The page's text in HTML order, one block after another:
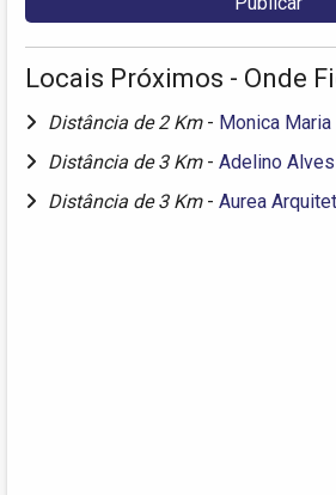
Locais Próximos - Onde
Distância de 2 Km - Monica
Distância de 3 Km - Adelino Alves
Distância de 3 Km - Aurea